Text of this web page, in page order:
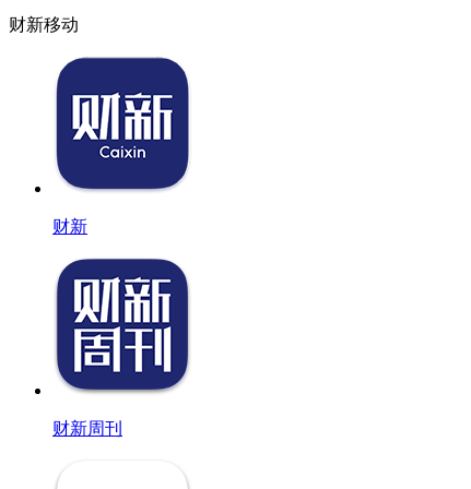
财新移动
财新
财新周刊